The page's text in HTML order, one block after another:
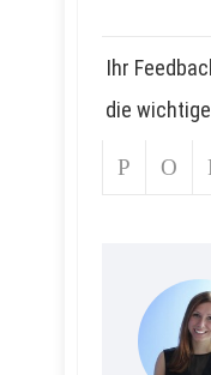
Ihr
die